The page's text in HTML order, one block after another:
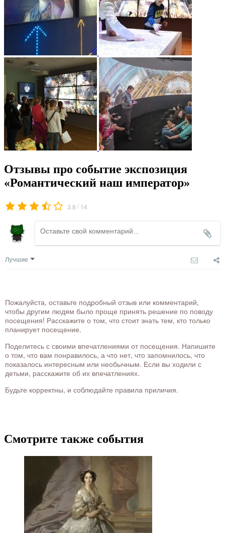
Отзывы про событие экспозиция
«Романтический наш император»
3.8 / 14
Лучшие
Пожалуйста, оставьте подробный отзыв или комментарий,
чтобы другим людям было проще принять решение по поводу
посещения! Расскажите о том, что стоит знать тем, кто только
планирует посещение.
Поделитесь с своими впечатлениями от посещения. Напишите
о том, что вам понравилось, а что нет, что запомнилось, что
показалось интересным или необычным. Если вы ходили с
детьми, расскажите об их впечатлениях.
Будьте корректны, и соблюдайте правила приличия.
Смотрите также события